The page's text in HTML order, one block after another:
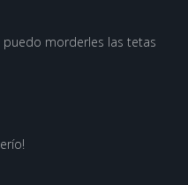
morderles las tetas